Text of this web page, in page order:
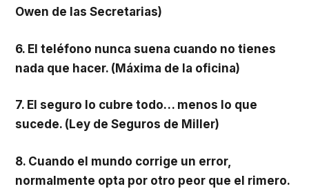
Owen de las Secretarias)
6. El teléfono nunca suena cuando no tienes
nada que hacer. (Máxima de la oficina)
7. El seguro lo cubre todo… menos lo que
sucede. (Ley de Seguros de Miller)
8. Cuando el mundo corrige un error,
normalmente opta por otro peor que el rimero.